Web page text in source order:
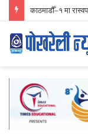
निर्वाचन प्रारम्भिक